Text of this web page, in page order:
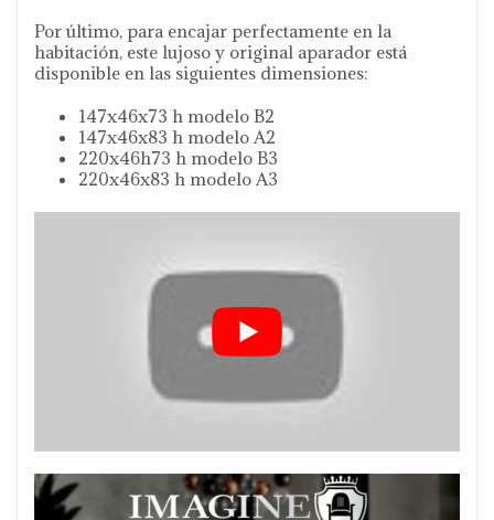
Por último, para encajar perfectamente en la
habitación, este lujoso y original aparador está
disponible en las siguientes dimensiones:
147x46x73 h modelo B2
147x46x83 h modelo A2
220x46h73 h modelo B3
220x46x83 h modelo A3